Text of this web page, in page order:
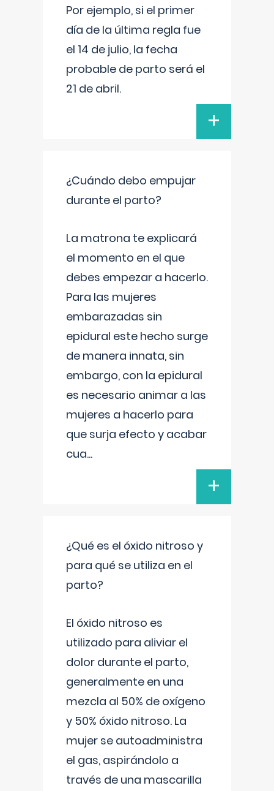
Por ejemplo, si el primer
día de la última regla fue
el 14 de julio, la fecha
probable de parto será el
21 de abril.
+
¿Cuándo debo empujar
durante el parto?
La matrona te explicará
el momento en el que
debes empezar a hacerlo.
Para las mujeres
embarazadas sin
epidural este hecho surge
de manera innata, sin
embargo, con la epidural
es necesario animar a las
mujeres a hacerlo para
que surja efecto y acabar
cua...
+
¿Qué es el óxido nitroso y
para qué se utiliza en el
parto?
El óxido nitroso es
utilizado para aliviar el
dolor durante el parto,
generalmente en una
mezcla al 50% de oxígeno
y 50% óxido nitroso. La
mujer se autoadministra
el gas, aspirándolo a
través de una mascarilla